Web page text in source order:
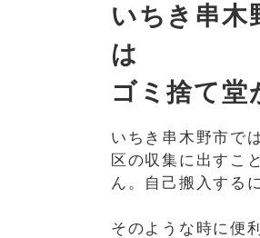
いちき串木
は
ゴミ捨て堂
いちき串木野市で
区の収集に出すこ
ん。自己搬入する
そのような時に便